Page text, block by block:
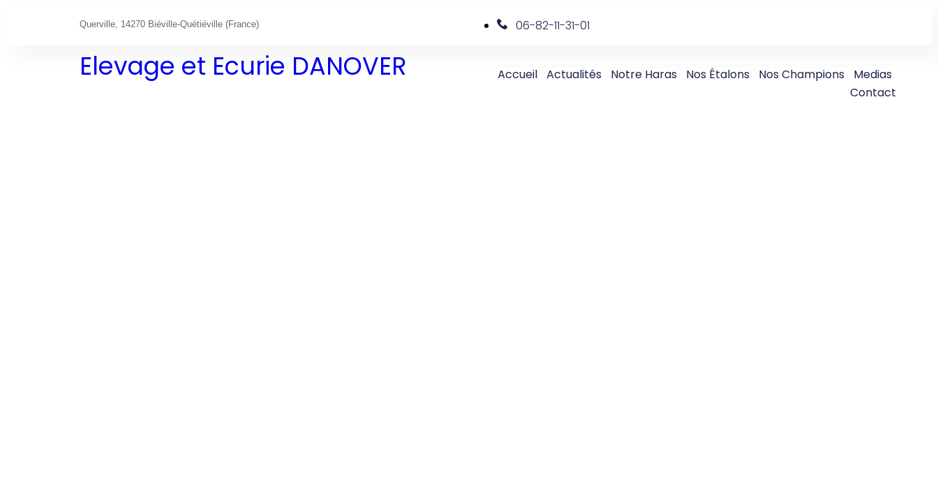
Querville, 14270 Biéville-Quétiéville (France) 06-82-11-31-01
Elevage et Ecurie DANOVER Accueil Actualités Notre Haras Nos Étalons Nos Champions
Medias
Contact